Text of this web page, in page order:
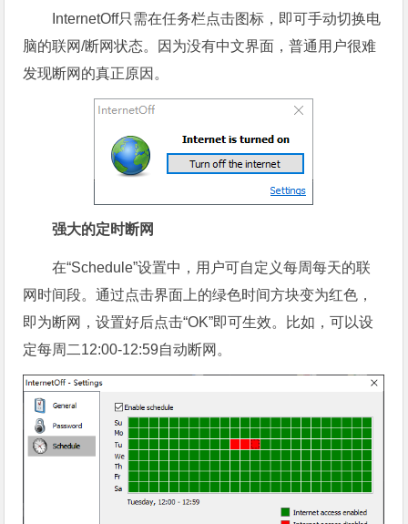
InternetOff只需在任务栏点击图标，即可手动切换电
脑的联网/断网状态。因为没有中文界面，普通用户很难
发现断网的真正原因。
强大的定时断网
在“Schedule”设置中，用户可自定义每周每天的联
网时间段。通过点击界面上的绿色时间方块变为红色，
即为断网，设置好后点击“OK”即可生效。比如，可以设
定每周二12:00-12:59自动断网。